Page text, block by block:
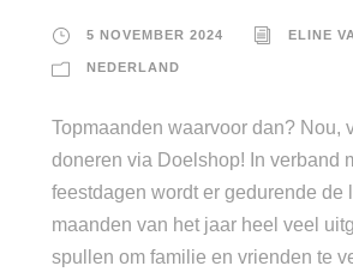
5 NOVEMBER 2024 ELINE
NEDERLAND
Topmaanden waarvoor dan? Nou,
doneren via Doelshop! In verband
feestdagen wordt er gedurende de
maanden van het jaar heel veel
spullen om familie en vrienden te